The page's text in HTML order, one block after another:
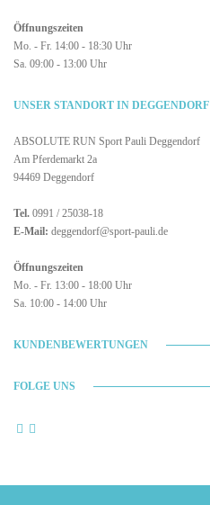
Öffnungszeiten
Mo. - Fr. 14:00 - 18:30 Uhr
Sa. 09:00 - 13:00 Uhr
UNSER STANDORT IN DEGGENDORF
ABSOLUTE RUN Sport Pauli Deggendorf
Am Pferdemarkt 2a
94469 Deggendorf
Tel. 0991 / 25038-18
E-Mail: deggendorf@sport-pauli.de
Öffnungszeiten
Mo. - Fr. 13:00 - 18:00 Uhr
Sa. 10:00 - 14:00 Uhr
KUNDENBEWERTUNGEN
FOLGE UNS